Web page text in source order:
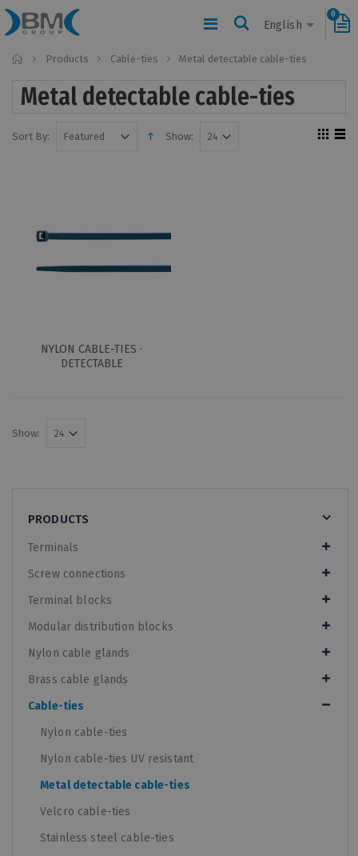
English
0
Home
Products Cable-ties Metal detectable cable-ties
Metal detectable cable-ties
Sort By: Show:
NYLON CABLE-TIES ·
DETECTABLE
Show:
PRODUCTS
Terminals
Screw connections
Terminal blocks
Modular distribution blocks
Nylon cable glands
Brass cable glands
Cable-ties
Nylon cable-ties
Nylon cable-ties UV resistant
Metal detectable cable-ties
Velcro cable-ties
Stainless steel cable-ties